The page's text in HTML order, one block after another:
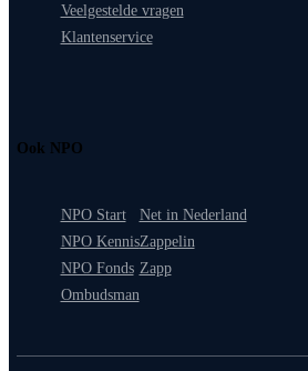
Veelgestelde vragen
Klantenservice
Ook NPO
NPO Start
NPO Kennis
NPO Fonds
Ombudsman
Net in Nederland
Zappelin
Zapp